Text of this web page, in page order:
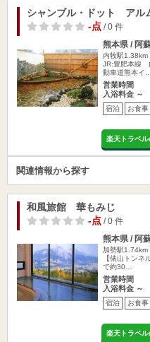
シャンブル・ドット アル
-点/ 0 件
熊本県 / 阿
内牧駅1.38km
JR:豊肥本線
動車道熊本イ…
営業時間
入浴料金 ～
宿泊 お食
楽天トラベ
関連情報から探す
和風旅館 華もみじ
-点/ 0 件
熊本県 / 阿
加勢駅1.74km
【俵山トン
で約30…
営業時間
入浴料金 ～
宿泊 お食
楽天トラベ